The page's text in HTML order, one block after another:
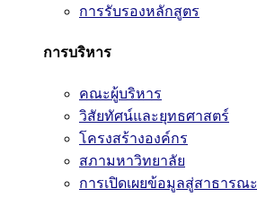
การรับรองหลักสูตร
การบริหาร
คณะผู้บริหาร
วิสัยทัศน์และยุทธศาสตร์
โครงสร้างองค์กร
สภามหาวิทยาลัย
การเปิดเผยข้อมูลสู่สาธารณะ